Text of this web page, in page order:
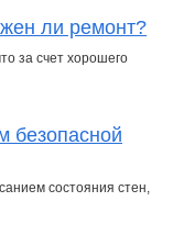
ли ремонт?
за счет хорошего
безопасной
состояния стен,